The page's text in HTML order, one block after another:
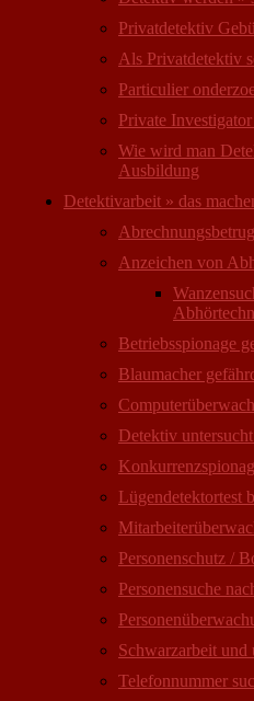
Privatdetektiv
Als Privatdetektiv
Particulier
Private
Wie wird man
Ausbildung
Detektivarbeit » das
Anzeichen von
Betriebsspionage
Blaumacher
Detektiv
Lügendetektortest
Personenschutz /
Personensuche
Schwarzarbeit und
Telefonnummer